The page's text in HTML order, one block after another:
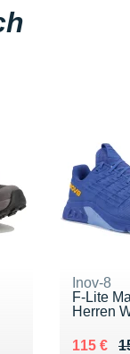
Inov-8
F-Lite
Herren
Au lieu
115 €
Vendu